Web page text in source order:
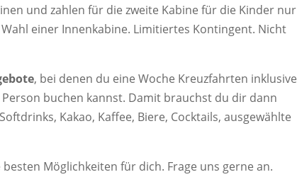
und zahlen für die zweite Kabine für die Kinder nur
einer Innenkabine. Limitiertes Kontingent. Nicht
, bei denen du eine Woche Kreuzfahrten inklusive
buchen kannst. Damit brauchst du dir dann
Kakao, Kaffee, Biere, Cocktails, ausgewählte
Möglichkeiten für dich. Frage uns gerne an.